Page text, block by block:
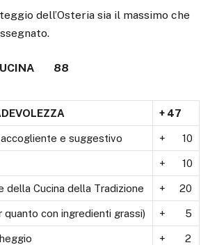
dell’Osteria sia il massimo che
88
+ 47
e suggestivo + 10
+ 10
della Cucina della Tradizione + 20
quanto con ingredienti grassi) + 5
+ 2